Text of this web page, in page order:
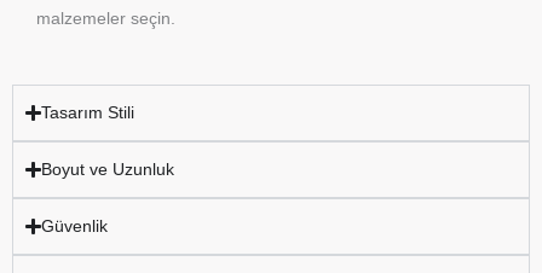
malzemeler seçin.
Tasarım Stili
Boyut ve Uzunluk
Güvenlik